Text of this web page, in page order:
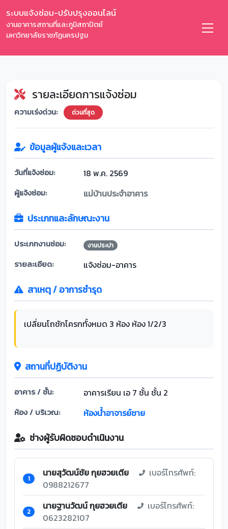
ระบบแจ้งซ่อม-ปรับปรุงออนไลน์
งานอาคารสถานที่และภูมิสถาปัตย์
มหาวิทยาลัยราชภัฏนครปฐม
รายละเอียดการแจ้งซ่อม
ความเร่งด่วน: ด่วนที่สุด
ข้อมูลผู้แจ้งและเวลา
วันที่แจ้งซ่อม: 18 พ.ค. 2569
ผู้แจ้งซ่อม: แม่บ้านประจำอาคาร
ประเภทและลักษณะงาน
ประเภทงานซ่อม: งานประปา
รายละเอียด: แจ้งซ่อม-อาคาร
สาเหตุ / อาการชำรุด
เปลี่ยนโถชักโครกทั้งหมด 3 ห้อง ห้อง 1/2/3
สถานที่ปฏิบัติงาน
อาคาร / ชั้น: อาคารเรียน เอ 7 ชั้น ชั้น 2
ห้อง / บริเวณ: ห้องน้ำอาจารย์ชาย
ช่างผู้รับผิดชอบดำเนินงาน
1 นายสุวัฒน์ชัย กุยฮวยเตีย
เบอร์โทรศัพท์:
0988212677
2 นายฐานวัฒน์ กุยฮวยเตีย
เบอร์โทรศัพท์:
0623282107